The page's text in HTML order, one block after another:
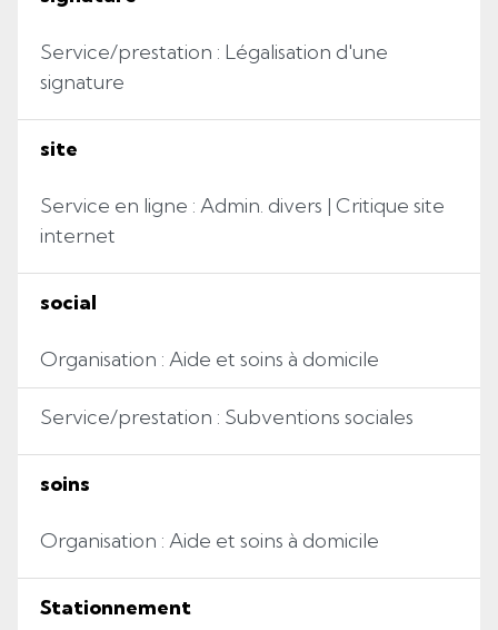
Service/prestation : Légalisation d'une
signature
site
Service en ligne : Admin. divers | Critique site
internet
social
Organisation : Aide et soins à domicile
Service/prestation : Subventions sociales
soins
Organisation : Aide et soins à domicile
Stationnement